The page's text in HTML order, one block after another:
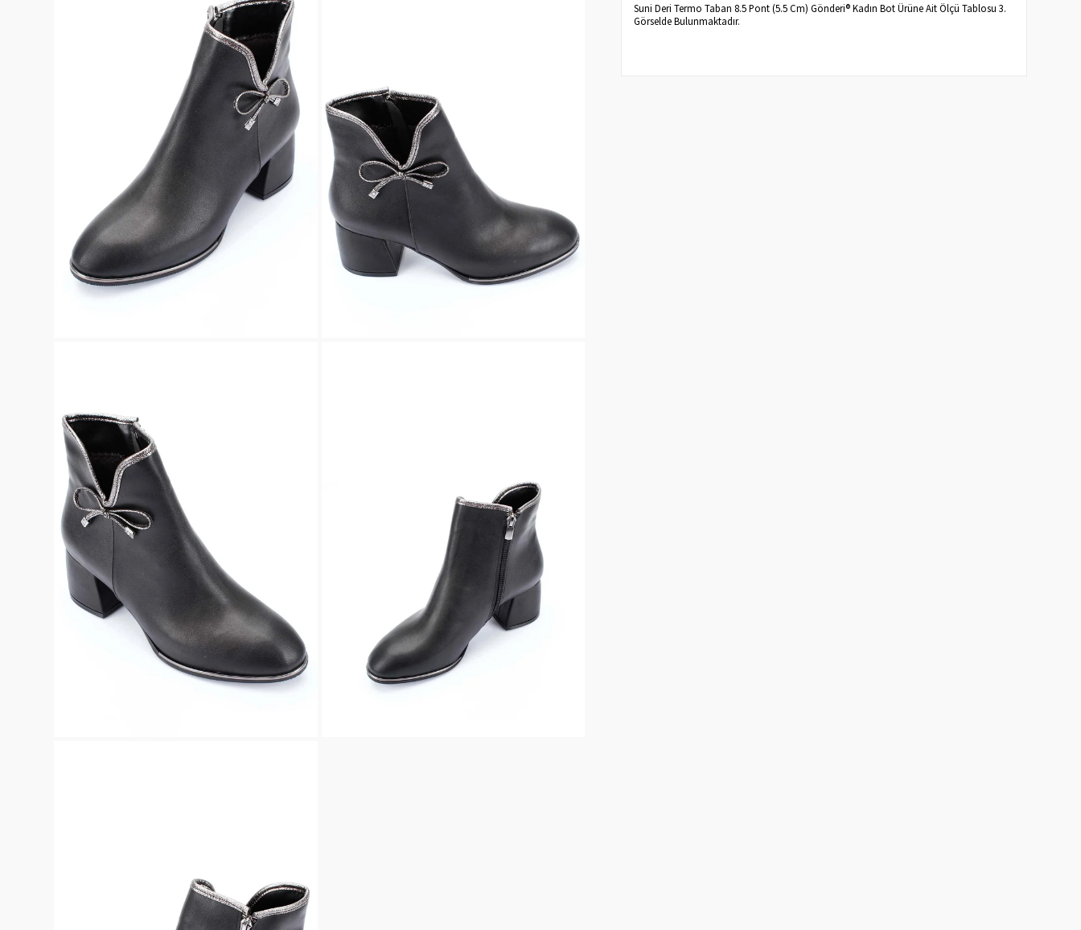
Suni Deri Termo Taban 8.5 Pont (5.5 Cm) Gönderi® Kadın Bot Ürüne Ait Ölçü Tablosu 3.
Görselde Bulunmaktadır.